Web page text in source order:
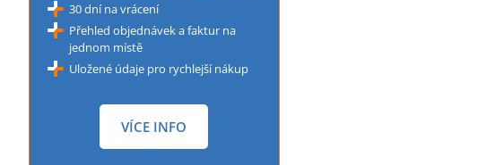
30 dní na vrácení
Přehled objednávek a faktur na
jednom místě
Uložené údaje pro rychlejší nákup
VÍCE INFO